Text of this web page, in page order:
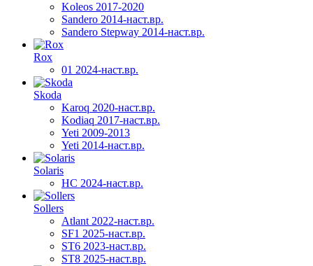
Koleos 2017-2020
Sandero 2014-наст.вр.
Sandero Stepway 2014-наст.вр.
Rox
01 2024-наст.вр.
Skoda
Karoq 2020-наст.вр.
Kodiaq 2017-наст.вр.
Yeti 2009-2013
Yeti 2014-наст.вр.
Solaris
HC 2024-наст.вр.
Sollers
Atlant 2022-наст.вр.
SF1 2025-наст.вр.
ST6 2023-наст.вр.
ST8 2025-наст.вр.